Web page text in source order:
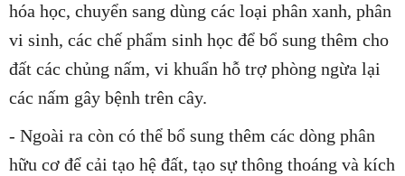
hóa học, chuyển sang dùng các loại phân xanh, phân
vi sinh, các chế phẩm sinh học để bổ sung thêm cho
đất các chủng nấm, vi khuẩn hỗ trợ phòng ngừa lại
các nấm gây bệnh trên cây.
- Ngoài ra còn có thể bổ sung thêm các dòng phân
hữu cơ để cải tạo hệ đất, tạo sự thông thoáng và kích